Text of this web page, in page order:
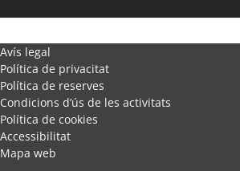
Activitats Teambuilding Empreses Alcora
Activitats Família Amics Alcora
Colònies Escolars Alcora
Activitats Teambuilding Empreses Alcover
Activitats Família Amics Alcover
Colònies Escolars Alcover
Avís legal
Política de privacitat
Política de reserves
Condicions d’ús de les activitats
Política de cookies
Accessibilitat
Mapa web